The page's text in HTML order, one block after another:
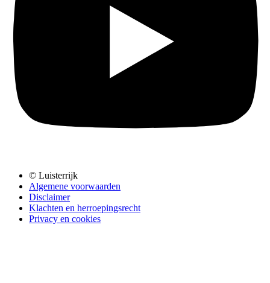
© Luisterrijk
Algemene voorwaarden
Disclaimer
Klachten en herroepingsrecht
Privacy en cookies